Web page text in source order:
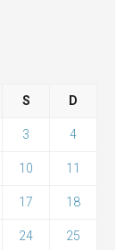
S D
3 4
10 11
17 18
24 25